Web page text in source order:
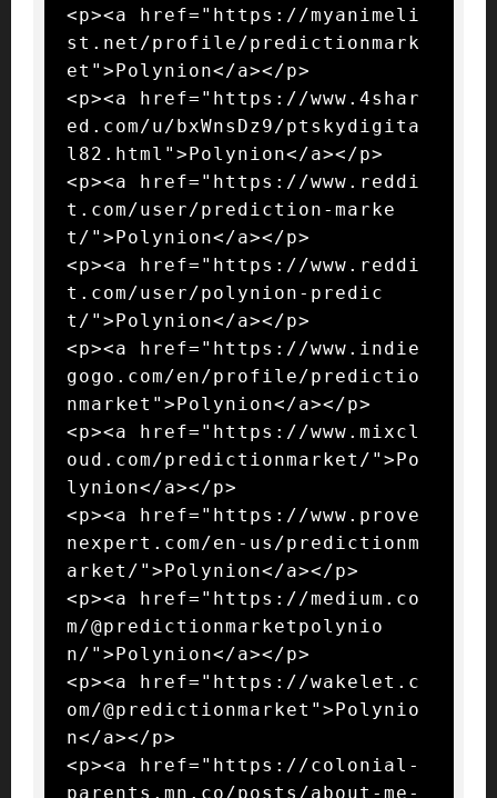
<p><a href="https://myanimeli
st.net/profile/predictionmark
et">Polynion</a></p>
<p><a href="https://www.4shar
ed.com/u/bxWnsDz9/ptskydigita
l82.html">Polynion</a></p>
<p><a href="https://www.reddi
t.com/user/prediction-marke
t/">Polynion</a></p>
<p><a href="https://www.reddi
t.com/user/polynion-predic
t/">Polynion</a></p>
<p><a href="https://www.indie
gogo.com/en/profile/predictio
nmarket">Polynion</a></p>
<p><a href="https://www.mixcl
oud.com/predictionmarket/">Po
lynion</a></p>
<p><a href="https://www.prove
nexpert.com/en-us/predictionm
arket/">Polynion</a></p>
<p><a href="https://medium.co
m/@predictionmarketpolynio
n/">Polynion</a></p>
<p><a href="https://wakelet.c
om/@predictionmarket">Polynio
n</a></p>
<p><a href="https://colonial-
parents.mn.co/posts/about-me-